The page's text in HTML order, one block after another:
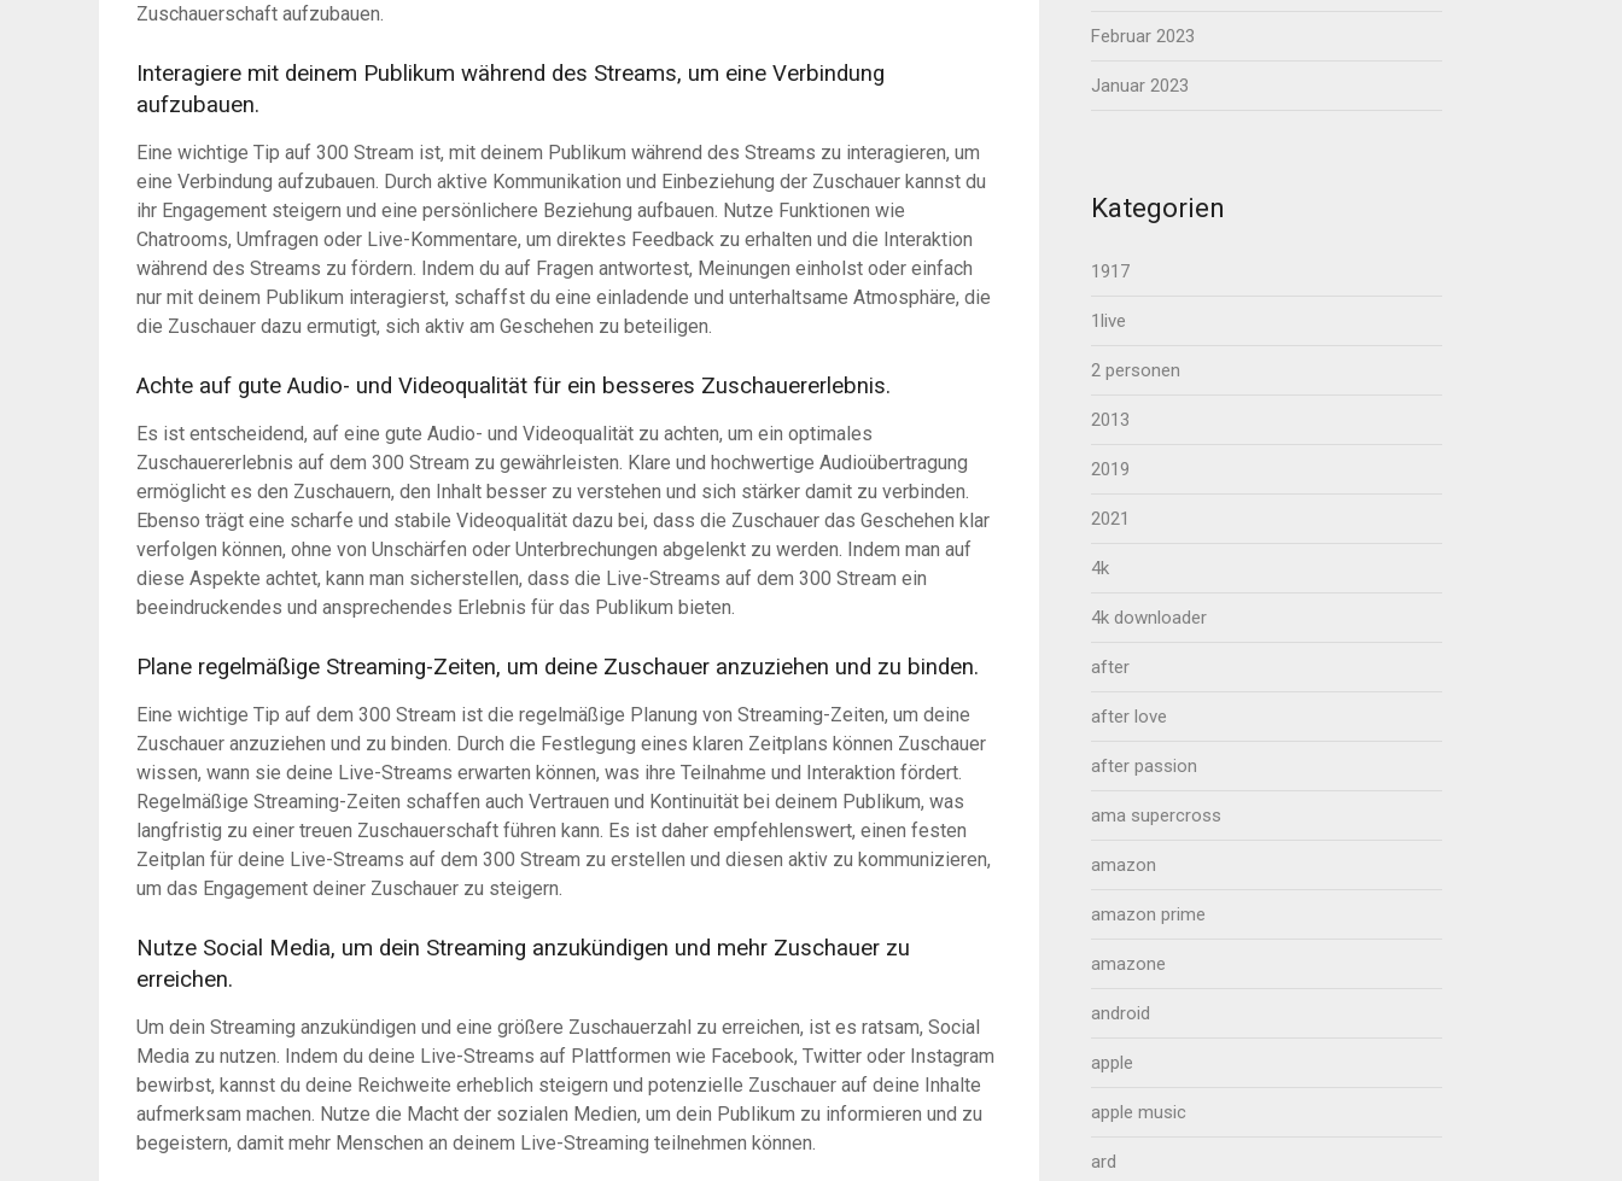
Zuschauerschaft aufzubauen.
Interagiere mit deinem Publikum während des Streams, um eine Verbindung
aufzubauen.
Eine wichtige Tip auf 300 Stream ist, mit deinem Publikum während des Streams zu interagieren, um
eine Verbindung aufzubauen. Durch aktive Kommunikation und Einbeziehung der Zuschauer kannst du
ihr Engagement steigern und eine persönlichere Beziehung aufbauen. Nutze Funktionen wie
Chatrooms, Umfragen oder Live-Kommentare, um direktes Feedback zu erhalten und die Interaktion
während des Streams zu fördern. Indem du auf Fragen antwortest, Meinungen einholst oder einfach
nur mit deinem Publikum interagierst, schaffst du eine einladende und unterhaltsame Atmosphäre, die
die Zuschauer dazu ermutigt, sich aktiv am Geschehen zu beteiligen.
Achte auf gute Audio- und Videoqualität für ein besseres Zuschauererlebnis.
Es ist entscheidend, auf eine gute Audio- und Videoqualität zu achten, um ein optimales
Zuschauererlebnis auf dem 300 Stream zu gewährleisten. Klare und hochwertige Audioübertragung
ermöglicht es den Zuschauern, den Inhalt besser zu verstehen und sich stärker damit zu verbinden.
Ebenso trägt eine scharfe und stabile Videoqualität dazu bei, dass die Zuschauer das Geschehen klar
verfolgen können, ohne von Unschärfen oder Unterbrechungen abgelenkt zu werden. Indem man auf
diese Aspekte achtet, kann man sicherstellen, dass die Live-Streams auf dem 300 Stream ein
beeindruckendes und ansprechendes Erlebnis für das Publikum bieten.
Plane regelmäßige Streaming-Zeiten, um deine Zuschauer anzuziehen und zu binden.
Eine wichtige Tip auf dem 300 Stream ist die regelmäßige Planung von Streaming-Zeiten, um deine
Zuschauer anzuziehen und zu binden. Durch die Festlegung eines klaren Zeitplans können Zuschauer
wissen, wann sie deine Live-Streams erwarten können, was ihre Teilnahme und Interaktion fördert.
Regelmäßige Streaming-Zeiten schaffen auch Vertrauen und Kontinuität bei deinem Publikum, was
langfristig zu einer treuen Zuschauerschaft führen kann. Es ist daher empfehlenswert, einen festen
Zeitplan für deine Live-Streams auf dem 300 Stream zu erstellen und diesen aktiv zu kommunizieren,
um das Engagement deiner Zuschauer zu steigern.
Nutze Social Media, um dein Streaming anzukündigen und mehr Zuschauer zu
erreichen.
Um dein Streaming anzukündigen und eine größere Zuschauerzahl zu erreichen, ist es ratsam, Social
Media zu nutzen. Indem du deine Live-Streams auf Plattformen wie Facebook, Twitter oder Instagram
bewirbst, kannst du deine Reichweite erheblich steigern und potenzielle Zuschauer auf deine Inhalte
aufmerksam machen. Nutze die Macht der sozialen Medien, um dein Publikum zu informieren und zu
begeistern, damit mehr Menschen an deinem Live-Streaming teilnehmen können.
Februar 2023
Januar 2023
Kategorien
1917
1live
2 personen
2013
2019
2021
4k
4k downloader
after
after love
after passion
ama supercross
amazon
amazon prime
amazone
android
apple
apple music
ard